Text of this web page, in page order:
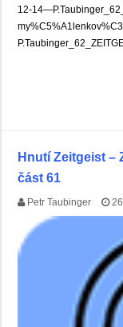
12-
Hnutí Zeitgeist –
část 61
Petr Taubinger